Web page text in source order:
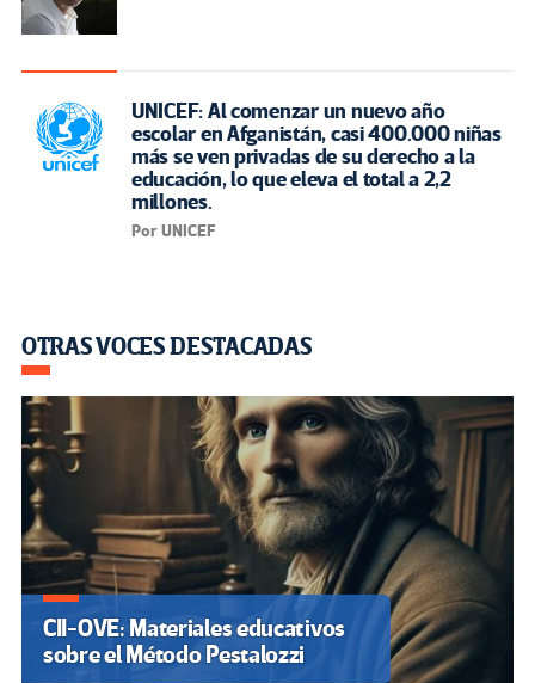
UNICEF: Al comenzar un nuevo año
escolar en Afganistán, casi 400.000 niñas
más se ven privadas de su derecho a la
educación, lo que eleva el total a 2,2
millones.
Por UNICEF
OTRAS VOCES DESTACADAS
CII-OVE: Materiales educativos
sobre el Método Pestalozzi